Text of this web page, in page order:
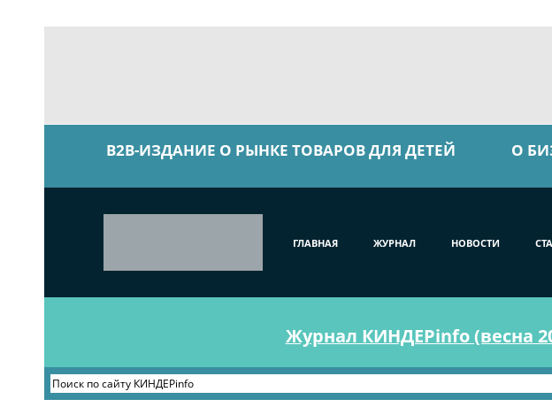
B2B-ИЗДАНИЕ О РЫНКЕ ТОВАРОВ ДЛЯ ДЕТЕЙ О
ГЛАВНАЯ ЖУРНАЛ НОВОСТИ
Журнал КИНДЕРinfo (весна